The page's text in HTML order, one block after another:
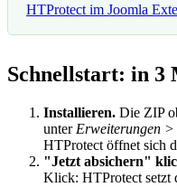
HTProtect im Joomla
Schnellstart: in 3
Installieren. Die ZIP
unter Erweiterungen
HTProtect öffnet sich
"Jetzt absichern"
Klick: HTProtect setzt